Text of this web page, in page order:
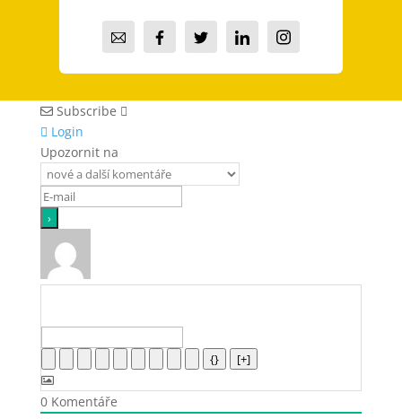
Subscribe
Login
Upozornit na
{} [+]
0Komentáře